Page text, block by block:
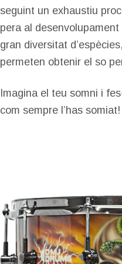
seguint un exhaustiu
pera al
gran diversitat
permeten obtenir el so
Imagina el teu somni i
com sempre l’has somiat!